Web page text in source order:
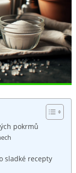
pokrmů
sladké recepty